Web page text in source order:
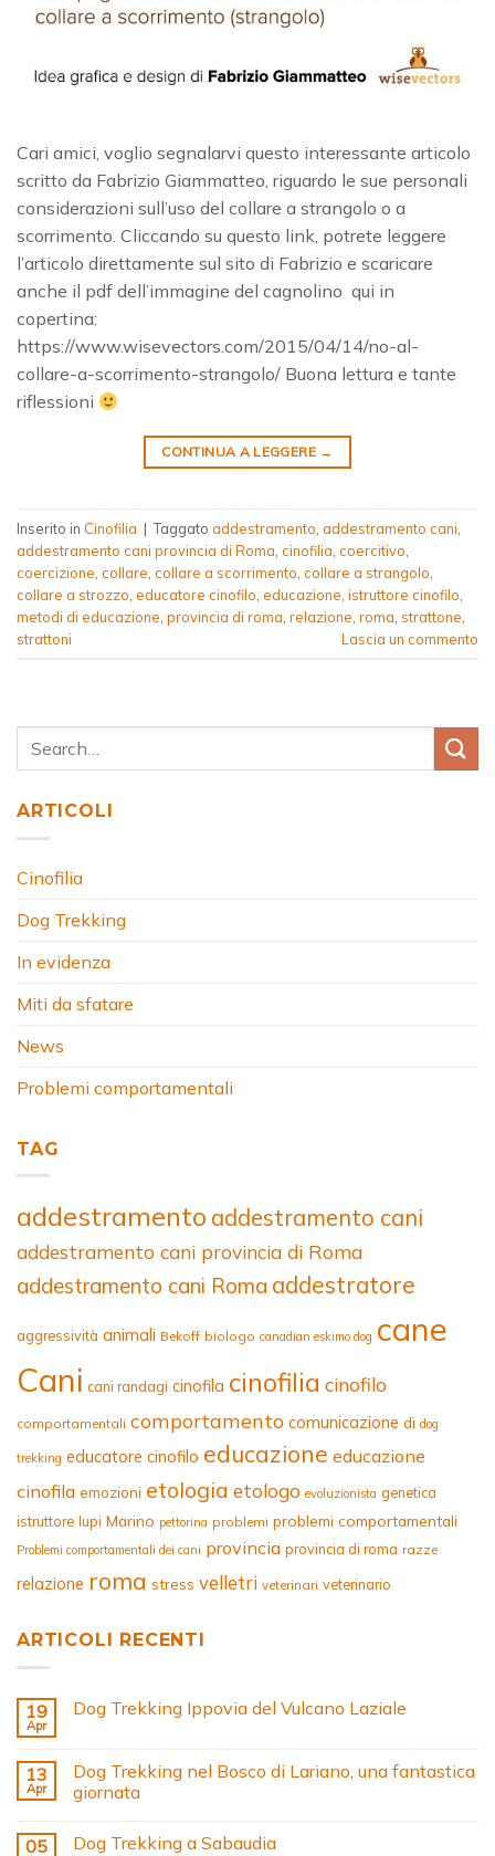
Cari amici, voglio segnalarvi questo interessante articolo
scritto da Fabrizio Giammatteo, riguardo le sue personali
considerazioni sull’uso del collare a strangolo o a
scorrimento. Cliccando su questo link, potrete leggere
l’articolo direttamente sul sito di Fabrizio e scaricare
anche il pdf dell’immagine del cagnolino qui in
copertina:
https://www.wisevectors.com/2015/04/14/no-al-
collare-a-scorrimento-strangolo/ Buona lettura e tante
riflessioni
CONTINUA A LEGGERE →
Inserito in Cinofilia | Taggato addestramento addestramento cani
addestramento cani provincia di Roma cinofilia coercitivo
coercizione collare collare a scorrimento collare a strangolo
collare a strozzo educatore cinofilo educazione istruttore cinofilo
metodi di educazione provincia di roma relazione roma strattone
strattoni
Lascia un commento
ARTICOLI
Cinofilia
Dog Trekking
In evidenza
Miti da sfatare
News
Problemi comportamentali
TAG
addestramento addestramento cani
addestramento cani provincia di Roma
addestramento cani Roma addestratore
aggressività animali Bekoff biologo canadian eskimo dog cane
Cani cani randagi cinofila cinofilia cinofilo
comportamentali comportamento comunicazione di dog
trekking educatore cinofilo educazione educazione
cinofila emozioni etologia etologo evoluzionista genetica
istruttore lupi Marino pettorina problemi problemi comportamentali
Problemi comportamentali dei cani provincia provincia di roma razze
relazione roma stress velletri veterinari veterinario
ARTICOLI RECENTI
19
Apr
Dog Trekking Ippovia del Vulcano Laziale
13
Apr
Dog Trekking nel Bosco di Lariano, una fantastica
giornata
05 Dog Trekking a Sabaudia